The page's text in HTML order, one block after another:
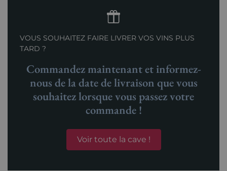
VOUS SOUHAITEZ FAIRE LIVRER VOS VINS PLUS
TARD ?
Commandez maintenant et informez-
nous de la date de livraison que vous
souhaitez lorsque vous passez votre
commande !
Voir toute la cave !